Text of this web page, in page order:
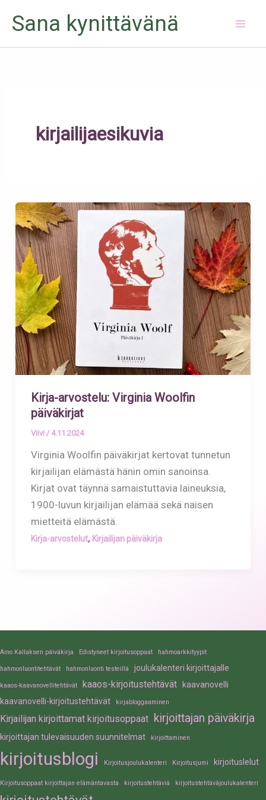
sisältöön
Sana kynittävänä
kirjailijaesikuvia
Kirja-arvostelu: Virginia Woolfin
päiväkirjat
Viivi / 4.11.2024
Virginia Woolfin päiväkirjat kertovat tunnetun
kirjailijan elämästä hänin omin sanoinsa.
Kirjat ovat täynnä samaistuttavia laineuksia,
1900-luvun kirjailijan elämää sekä naisen
mietteitä elämästä.
Kirja-arvostelut, Kirjailijan päiväkirja
Aino Kallaksen päiväkirja Edistyneet kirjoitusoppaat hahmoarkkityypit
hahmonluontitehtävät hahmonluonti testeillä joulukalenteri kirjoittajalle
kaaos-kaavanovellitehtävät kaaos-kirjoitustehtävät
kaavanovelli
kaavanovelli-kirjoitustehtävät
kirjabloggaaminen
Kirjailijan kirjoittamat kirjoitusoppaat kirjoittajan päiväkirja
kirjoittajan tulevaisuuden suunnitelmat kirjoittaminen
kirjoitusblogi Kirjoitusjoulukalenteri Kirjoitusjumi kirjoituslelut
Kirjoitusoppaat kirjoittajan elämäntavasta kirjoitustehtäviä kirjoitustehtäväjoulukalenteri